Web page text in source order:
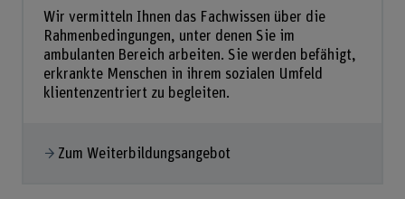
Wir vermitteln Ihnen das Fachwissen über die
Rahmenbedingungen, unter denen Sie im
ambulanten Bereich arbeiten. Sie werden befähigt,
erkrankte Menschen in ihrem sozialen Umfeld
klientenzentriert zu begleiten.
Zum Weiterbildungsangebot